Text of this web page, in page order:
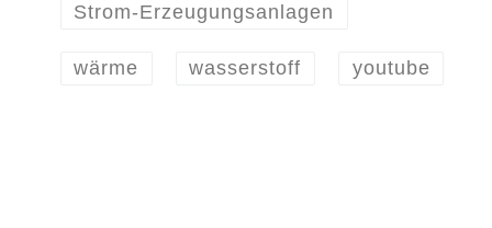
Strom-Erzeugungsanlagen
wärme wasserstoff youtube